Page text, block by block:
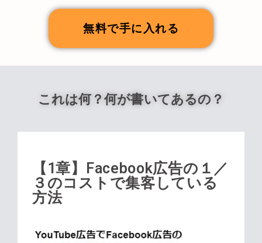
無料で手に入れる
これは何？何が書いてあるの？
【1章】Facebook広告の１／
３のコストで集客している
方法